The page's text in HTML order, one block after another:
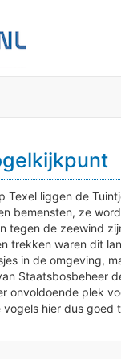
Texel liggen de
bemensten, ze
tegen de zeewind
trekken waren dit
in de omgeving,
Staatsbosbeheer
onvoldoende plek
hier dus